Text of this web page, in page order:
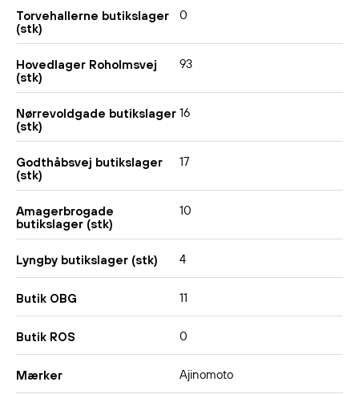
Torvehallerne butikslager
(stk)
0
Hovedlager Roholmsvej
(stk)
93
Nørrevoldgade butikslager
(stk)
16
Godthåbsvej butikslager
(stk)
17
Amagerbrogade
butikslager (stk)
10
Lyngby butikslager (stk) 4
Butik OBG 11
Butik ROS 0
Mærker Ajinomoto